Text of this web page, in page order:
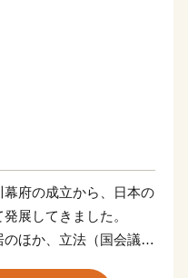
府の成立から、日本の
展してきました。
ほか、立法（国会議事